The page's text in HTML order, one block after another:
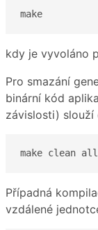
make
kdy je vyvoláno
Pro smazání
binární kód
závislosti) slouží
make clean all
Případná
vzdálené